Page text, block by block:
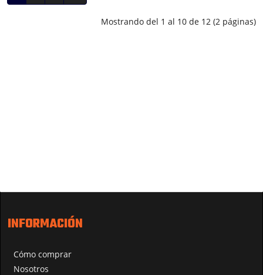
Mostrando del 1 al 10 de 12 (2 páginas)
INFORMACIÓN
Cómo comprar
Nosotros